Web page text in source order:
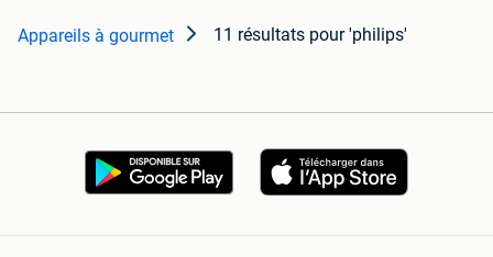
Appareils à gourmet 11 résultats pour 'philips'